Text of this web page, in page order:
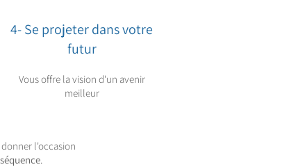
4- Se projeter dans votre
futur
Vous offre la vision d'un avenir
meilleur
l'occasion
.